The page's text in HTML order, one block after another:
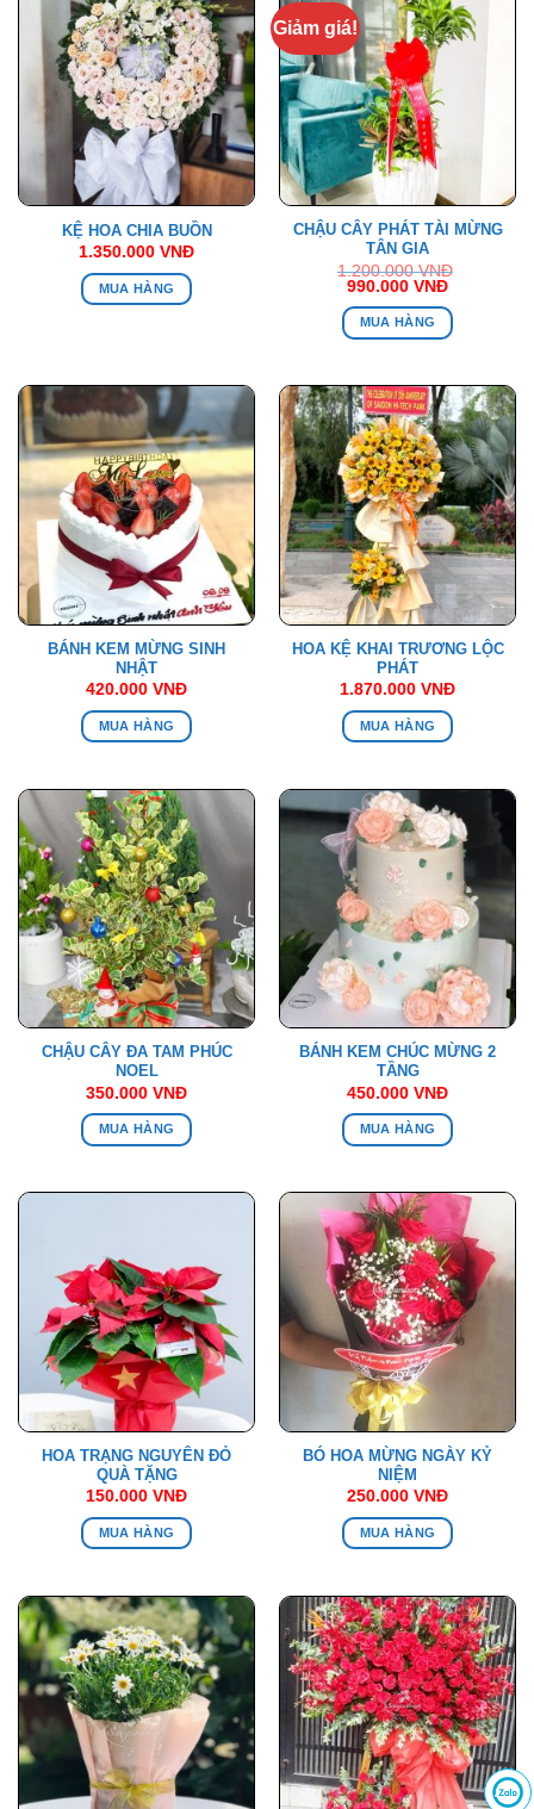
KỆ HOA CHIA BUỒN
1.350.000 VNĐ
MUA HÀNG
Giảm giá!
CHẬU CÂY PHÁT TÀI MỪNG
TÂN GIA
1.200.000VNĐ
Giá
là:
1.200.000 VNĐ.
990.000 VNĐGiá
tại
là:
MUA HÀNG
BÁNH KEM MỪNG SINH
NHẬT
420.000 VNĐ
MUA HÀNG
HOA KỆ KHAI TRƯƠNG LỘC
PHÁT
1.870.000 VNĐ
MUA HÀNG
CHẬU CÂY ĐA TAM PHÚC
NOEL
350.000 VNĐ
MUA HÀNG
BÁNH KEM CHÚC MỪNG 2
TẦNG
450.000 VNĐ
MUA HÀNG
HOA TRẠNG NGUYÊN ĐỎ
QUÀ TẶNG
150.000 VNĐ
MUA HÀNG
BÓ HOA MỪNG NGÀY KỶ
NIỆM
250.000 VNĐ
MUA HÀNG